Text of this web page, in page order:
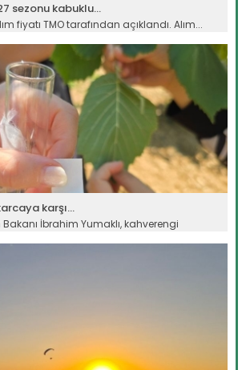
sezonu kabuklu...
fiyatı TMO tarafından açıklandı. Alım...
karşı...
İbrahim Yumaklı, kahverengi